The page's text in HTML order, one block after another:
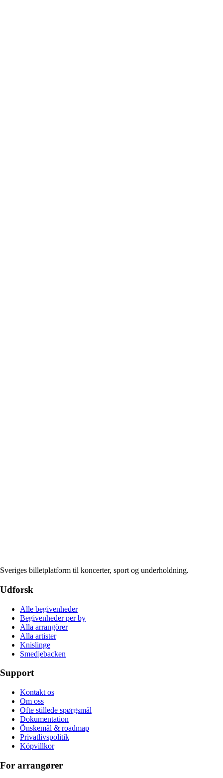
Sveriges billetplatform til koncerter, sport og underholdning.
Udforsk
Alle begivenheder
Begivenheder per by
Alla arrangörer
Alla artister
Knislinge
Smedjebacken
Support
Kontakt os
Om oss
Ofte stillede spørgsmål
Dokumentation
Önskemål & roadmap
Privatlivspolitik
Köpvillkor
For arrangører